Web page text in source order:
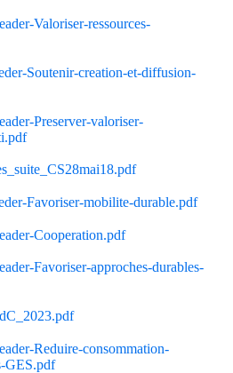
Aides Région Île-
Aides Région
Aides Région
Outre-mer
Valoriser-ressources-
Soutenir-creation-et-diffusion-
Preserver-valoriser-
Favoriser-mobilite-durable.pdf
Cooperation.pdf
Favoriser-approches-durables-
Reduire-consommation-
GES.pdf